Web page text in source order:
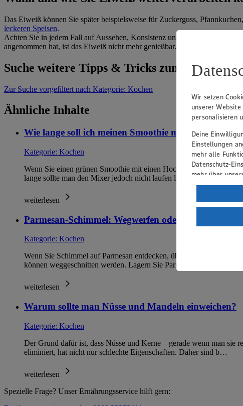
Das Eiweiß können Sie später beispielsweise für Zuckerguss,
leckeren Speisen.
Achten Sie in jedem Fall auf Aussehen, Konsistenz und Geruch, bevor
angenommen hat, ist das Eiweiß nicht mehr genießbar. Wie lange
Suche weitere Tipps & Tricks zum Thema
Zur Suche vorgefiltert nach Kategorie: Kochen
Ähnliche Inhalte
Wie lange soll ich meinen Smoothie mixen?
Kategorie: Kochen
Wenn Sie einen grünen Smoothie mit einen Hochleistungs- oder
lange sollte man den Mixer jedoch nicht laufen lassen, sonst…
weiterlesen
Parmesan-Schimmel: Wegwerfen oder noch essen?
Kategorie: Kochen
Wenn Sie Schimmel auf Parmesan entdecken, überprüfen Sie den
können weggeschnitten werden. Lagern Sie Parmesan gekühlt, um …
weiterlesen
Warum sollte man Nüsse und Mandeln einweichen?
Kategorie: Kochen
Der Grund dafür ist, dass Nüsse und Kerne – gerade wenn man
eliminiert, hat nicht nur schlechte Eigenschaften. Daher sind b…
weiterlesen
Spezielle Frage? Unser Ernährungsservice hilft gern:
Wir setzen
unserer
personalisieren
Deine
Einstellungen
mehr alle
Datenschutz-
mehr über
Verarbeitung
Wenn du auf
ein, dass
einem nach
Risiko eines